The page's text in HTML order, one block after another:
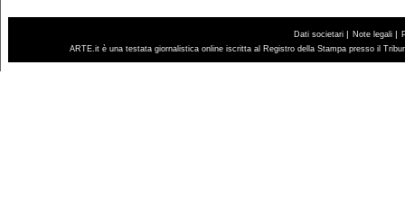
Dati societari | Note legali |
ARTE.it è una testata giornalistica online iscritta al Registro della Stampa presso il